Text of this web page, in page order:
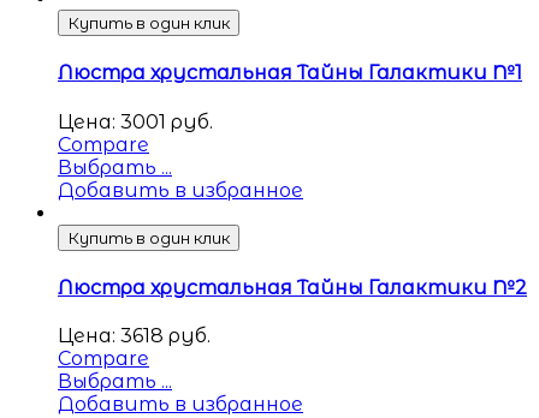
Купить в один клик
Люстра хрустальная Тайны Галактики №1
Цена: 3001 руб.
Compare
Выбрать ...
Добавить в избранное
Купить в один клик
Люстра хрустальная Тайны Галактики №2
Цена: 3618 руб.
Compare
Выбрать ...
Добавить в избранное